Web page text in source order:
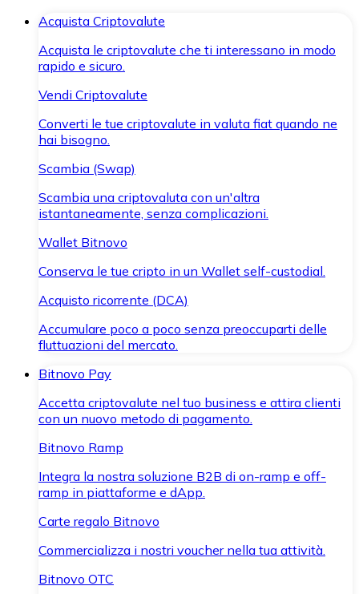
Acquista Criptovalute
Acquista le criptovalute che ti interessano in modo
rapido e sicuro.
Vendi Criptovalute
Converti le tue criptovalute in valuta fiat quando ne
hai bisogno.
Scambia (Swap)
Scambia una criptovaluta con un'altra
istantaneamente, senza complicazioni.
Wallet Bitnovo
Conserva le tue cripto in un Wallet self-custodial.
Acquisto ricorrente (DCA)
Accumulare poco a poco senza preoccuparti delle
fluttuazioni del mercato.
Bitnovo Pay
Accetta criptovalute nel tuo business e attira clienti
con un nuovo metodo di pagamento.
Bitnovo Ramp
Integra la nostra soluzione B2B di on-ramp e off-
ramp in piattaforme e dApp.
Carte regalo Bitnovo
Commercializza i nostri voucher nella tua attività.
Bitnovo OTC